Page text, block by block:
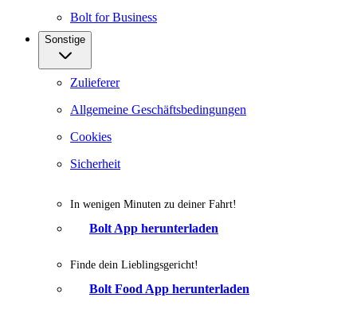
Bolt for Business
Sonstige
Zulieferer
Allgemeine Geschäftsbedingungen
Cookies
Sicherheit
In wenigen Minuten zu deiner Fahrt!
Bolt App herunterladen
Finde dein Lieblingsgericht!
Bolt Food App herunterladen